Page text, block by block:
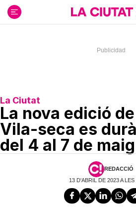
contenido
La Ciutat
La nova edició
Vila-seca es
del 4 al 7 de maig
REDACCIÓ
13 D'ABRIL DE 2023 A LES